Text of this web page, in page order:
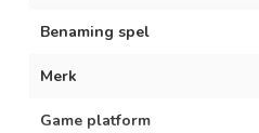
Benaming spel
Merk
Game platform